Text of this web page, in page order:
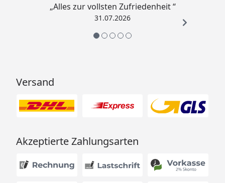
„Alles zur vollsten Zufriedenheit “
31.07.2026
Versand
Akzeptierte Zahlungsarten